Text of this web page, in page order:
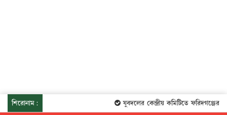
শিরোনাম: যুবদলের কেন্দ্রীয় কমিটিতে ফরিদগঞ্জের